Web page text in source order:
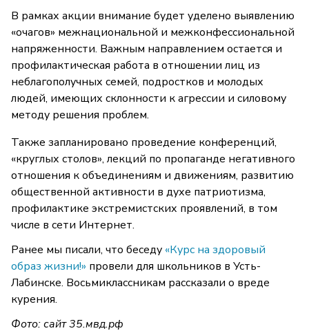
В рамках акции внимание будет уделено выявлению
«очагов» межнациональной и межконфессиональной
напряженности. Важным направлением остается и
профилактическая работа в отношении лиц из
неблагополучных семей, подростков и молодых
людей, имеющих склонности к агрессии и силовому
методу решения проблем.
Также запланировано проведение конференций,
«круглых столов», лекций по пропаганде негативного
отношения к объединениям и движениям, развитию
общественной активности в духе патриотизма,
профилактике экстремистских проявлений, в том
числе в сети Интернет.
Ранее мы писали, что беседу «Курс на здоровый
образ жизни!» провели для школьников в Усть-
Лабинске. Восьмиклассникам рассказали о вреде
курения.
Фото: сайт35.мвд.рф